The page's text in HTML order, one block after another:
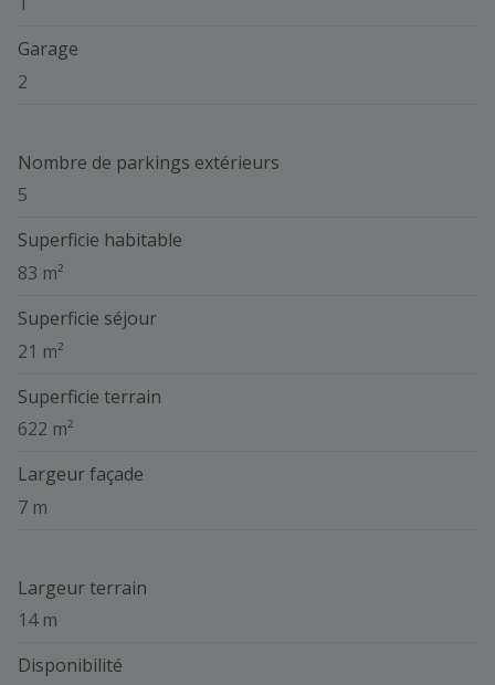
Garage
2
Nombre de parkings extérieurs
5
Superficie habitable
83 m²
Superficie séjour
21 m²
Superficie terrain
622 m²
Largeur façade
7 m
Largeur terrain
14 m
Disponibilité